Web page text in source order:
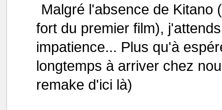
Malgré l'absence de Kitano
fort du premier film),
impatience... Plus qu'à
longtemps à arriver chez
remake d'ici là)